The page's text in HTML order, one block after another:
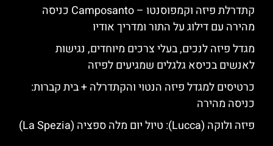
קתדרלת פיזה וקמפוסנטו – Camposanto כניסה
מהירה עם דילוג על התור ומדריך אודיו
מגדל פיזה לנכים, בעלי צרכים מיוחדים, נגישות
לאנשים בכיסא גלגלים שמגיעים לפיזה
כרטיסים למגדל פיזה הנטוי והקתדרלה + בית קברות:
כניסה מהירה
פיזה ולוקה (Lucca): טיול יום מלה ספציה (La Spezia)